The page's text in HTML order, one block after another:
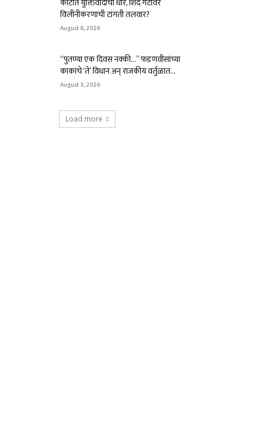
विलीनीकरणाची टांगती तलवार?
August 6, 2026
“पुतण्या एक दिवस नक्की…” फडणवीसांच्या
काकांचे ‘ते’ विधान अन् राजकीय वर्तुळात...
August 3, 2026
Load more